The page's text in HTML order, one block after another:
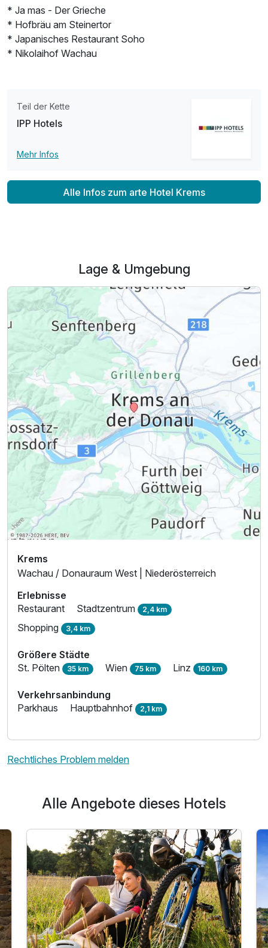
* Ja mas - Der Grieche
* Hofbräu am Steinertor
* Japanisches Restaurant Soho
* Nikolaihof Wachau
Teil der Kette
IPP Hotels
Mehr Infos
Alle Infos zum arte Hotel Krems
Lage & Umgebung
Krems
Wachau / Donauraum West | Niederösterreich
Erlebnisse
Restaurant
Stadtzentrum 2,4 km
Shopping 3,4 km
Größere Städte
St. Pölten 35 km Wien 75 km Linz 160 km
Verkehrsanbindung
Parkhaus
Hauptbahnhof 2,1 km
Rechtliches Problem melden
Alle Angebote dieses Hotels